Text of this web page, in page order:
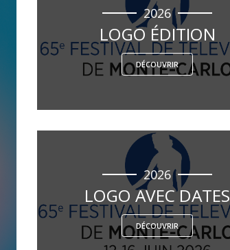
2026
LOGO ÉDITION
DÉCOUVRIR
2026
LOGO AVEC DATES
DÉCOUVRIR